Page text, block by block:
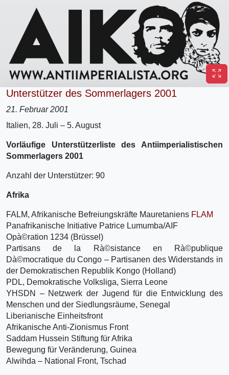
Unterstützer des Sommerlagers 2001
21. Februar 2001
Italien, 28. Juli – 5. August
Vorläufige Unterstützerliste des Antiimperialistischen
Sommerlagers 2001
Anzahl der Unterstützer: 90
Afrika
FALM, Afrikanische Befreiungskräfte Mauretaniens FLAM
Panafrikanische Initiative Patrice Lumumba/AIF
Opà©ration 1234 (Brüssel)
Partisans de la Rà©sistance en Rà©publique
Dà©mocratique du Congo – Partisanen des Widerstands in
der Demokratischen Republik Kongo (Holland)
PDL, Demokratische Volksliga, Sierra Leone
YHSDN – Netzwerk der Jugend für die Entwicklung des
Menschen und der Siedlungsräume, Senegal
Liberianische Einheitsfront
Afrikanische Anti-Zionismus Front
Saddam Hussein Stiftung für Afrika
Bewegung für Veränderung, Guinea
Alwihda – National Front, Tschad